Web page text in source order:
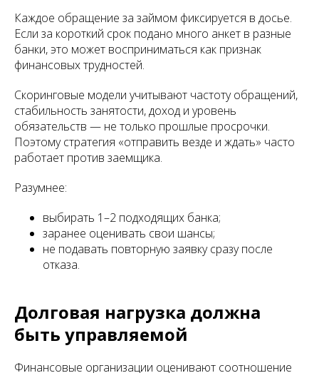
Каждое обращение за займом фиксируется в досье.
Если за короткий срок подано много анкет в разные
банки, это может восприниматься как признак
финансовых трудностей.
Скоринговые модели учитывают частоту обращений,
стабильность занятости, доход и уровень
обязательств — не только прошлые просрочки.
Поэтому стратегия «отправить везде и ждать» часто
работает против заемщика.
Разумнее:
выбирать 1–2 подходящих банка;
заранее оценивать свои шансы;
не подавать повторную заявку сразу после
отказа.
Долговая нагрузка должна
быть управляемой
Финансовые организации оценивают соотношение